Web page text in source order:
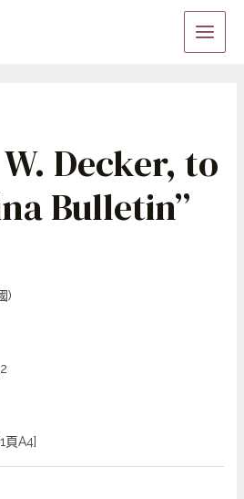
Main
Menu
Decker, to
Bulletin”
)
頁A4]